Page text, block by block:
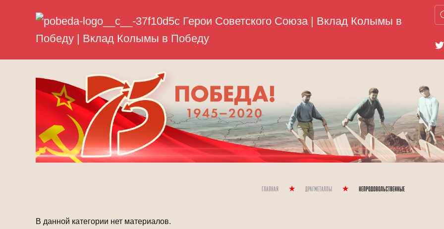
Главная Драгметаллы Непродовольственные
В данной категории нет материалов.